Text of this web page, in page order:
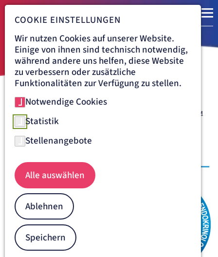
Navigationspfad
ST. JOSEFSKRANKENHAUS FREIBURG
ALLGEMEIN-, VISZERAL- & THORAXCHIRURGIE
SCHILDDRÜSENZENTRUM
Schilddrüsenzentrum am St.
Josefskrankenhaus Freiburg
COOKIE EINSTELLUNGEN
Wir nutzen Cookies auf unserer Website.
Einige von ihnen sind technisch notwendig,
während andere uns helfen, diese Website
zu verbessern oder zusätzliche
Funktionalitäten zur Verfügung zu stellen.
Notwendige Cookies
Statistik
Stellenangebote
Alle auswählen
Ablehnen
Speichern